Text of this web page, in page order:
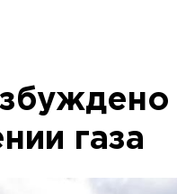
газа